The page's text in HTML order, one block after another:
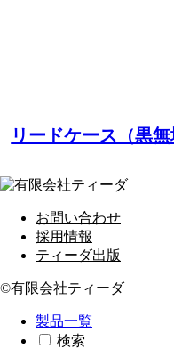
リードケース（黒無
お問い合わせ
採用情報
ティーダ出版
©有限会社ティーダ
製品一覧
検索